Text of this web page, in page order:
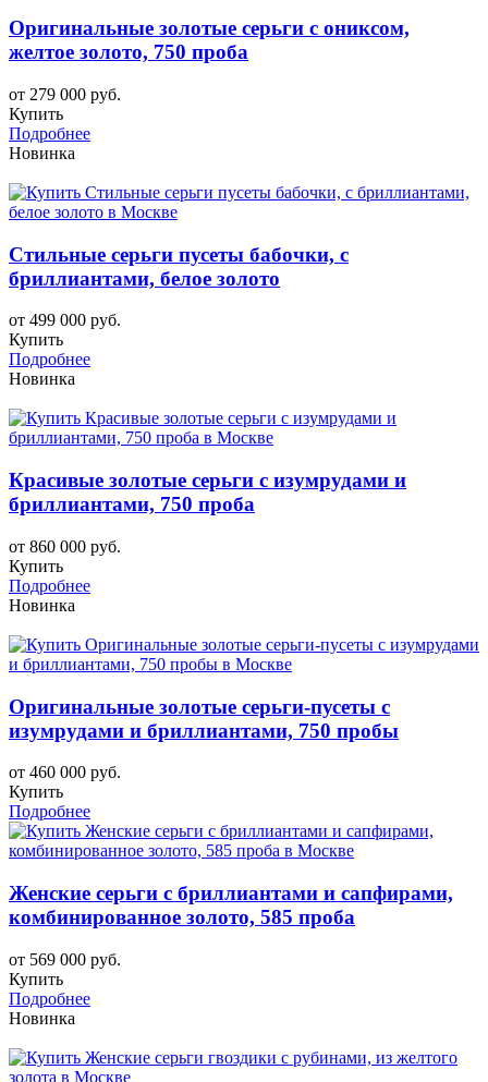
Оригинальные золотые серьги с ониксом,
желтое золото, 750 проба
от 279 000 руб.
Купить
Подробнее
Новинка
Стильные серьги пусеты бабочки, с
бриллиантами, белое золото
от 499 000 руб.
Купить
Подробнее
Новинка
Красивые золотые серьги с изумрудами и
бриллиантами, 750 проба
от 860 000 руб.
Купить
Подробнее
Новинка
Оригинальные золотые серьги-пусеты с
изумрудами и бриллиантами, 750 пробы
от 460 000 руб.
Купить
Подробнее
Женские серьги с бриллиантами и сапфирами,
комбинированное золото, 585 проба
от 569 000 руб.
Купить
Подробнее
Новинка